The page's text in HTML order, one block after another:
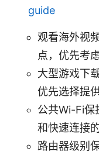
guide
观看海外视
点，优先考
大型游戏下
优先选择提
公共Wi-Fi保
和快速连接
路由器级别